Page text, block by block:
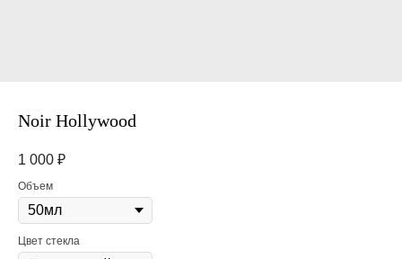
Noir Hollywood
1 000 ₽
Объем
Цвет стекла